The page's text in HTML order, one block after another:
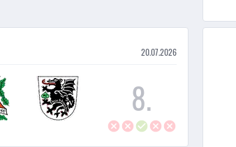
20.07.2026
8.